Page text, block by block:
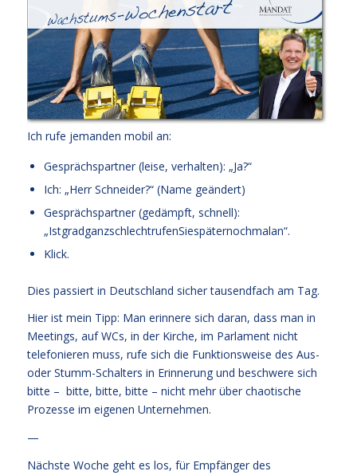
Ich rufe jemanden mobil an:
Gesprächspartner (leise, verhalten): „Ja?“
Ich: „Herr Schneider?“ (Name geändert)
Gesprächspartner (gedämpft, schnell):
„IstgradganzschlechtrufenSiespäternochmalan“.
Klick.
Dies passiert in Deutschland sicher tausendfach am Tag.
Hier ist mein Tipp: Man erinnere sich daran, dass man in
Meetings, auf WCs, in der Kirche, im Parlament nicht
telefonieren muss, rufe sich die Funktionsweise des Aus-
oder Stumm-Schalters in Erinnerung und beschwere sich
bitte – bitte, bitte, bitte – nicht mehr über chaotische
Prozesse im eigenen Unternehmen.
—
Nächste Woche geht es los, für Empfänger des